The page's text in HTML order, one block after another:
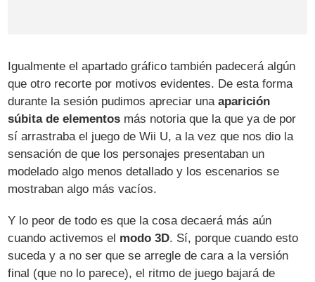
Igualmente el apartado gráfico también padecerá algún
que otro recorte por motivos evidentes. De esta forma
durante la sesión pudimos apreciar unaaparición
súbita de elementos más notoria que la que ya de por
sí arrastraba el juego de Wii U, a la vez que nos dio la
sensación de que los personajes presentaban un
modelado algo menos detallado y los escenarios se
mostraban algo más vacíos.
Y lo peor de todo es que la cosa decaerá más aún
cuando activemos el modo 3D. Sí, porque cuando esto
suceda y a no ser que se arregle de cara a la versión
final (que no lo parece), el ritmo de juego bajará de